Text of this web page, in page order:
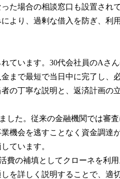
た場合の相談窓口も設置され
より、過剰な借入を防ぎ、利
ています。30代会社員のAさ
まで最短で当日中に完了し、
の丁寧な説明と、返済計画の
た。従来の金融機関では審査
機会を逃すことなく資金調達
ています。
費の補填としてクローネを利
を詳しく説明することで、適